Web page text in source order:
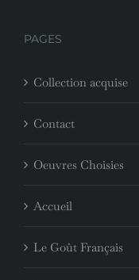
PAGES
Collection acquise
Contact
Oeuvres Choisies
Accueil
Le Goût Français